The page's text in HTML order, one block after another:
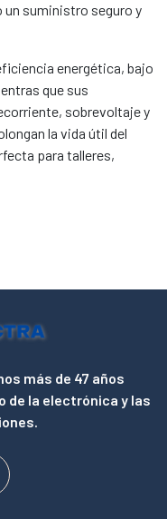
suministro seguro y
energética, bajo
que sus
sobrevoltaje y
la vida útil del
para talleres,
más de 47 años
de la electrónica y las